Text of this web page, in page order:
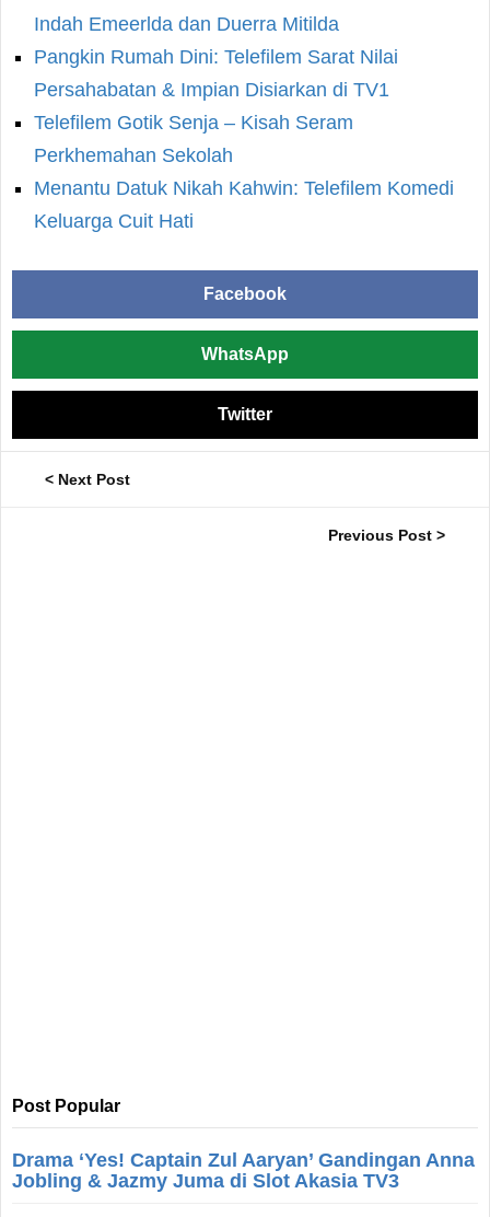
Indah Emeerlda dan Duerra Mitilda
Pangkin Rumah Dini: Telefilem Sarat Nilai
Persahabatan & Impian Disiarkan di TV1
Telefilem Gotik Senja – Kisah Seram
Perkhemahan Sekolah
Menantu Datuk Nikah Kahwin: Telefilem Komedi
Keluarga Cuit Hati
Facebook
WhatsApp
Twitter
< Next Post
Previous Post >
Post Popular
Drama ‘Yes! Captain Zul Aaryan’ Gandingan Anna
Jobling & Jazmy Juma di Slot Akasia TV3